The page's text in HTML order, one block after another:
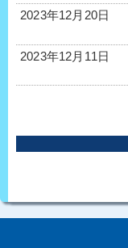
2023年12月20日
2023年12月11日